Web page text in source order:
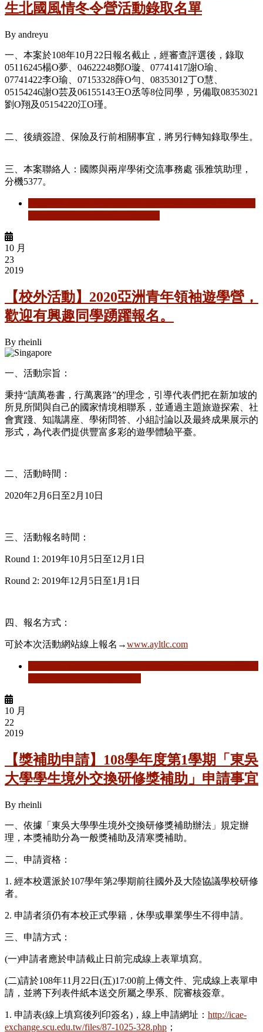
生北國風情冬令營活動錄取名單
By andreyu
一、本案於108年10月22日報名截止，經審查評選後，錄取
05116245楊O夢、04622248鄭O璇、07741417謝O瑜、
07741422李O瑜、07153328薛O勻、08353012丁O慧、
05154246謝O芸及06155143王O丞等8位同學，另備取08353021
劉O翔及05154220江O瑾。
二、後續簽證、保險及行前相關事宜，將另行轉知錄取學生。
三、本案聯絡人：國際與兩岸學術交流事務處 張雅筑助理，
分機5377。
10 月
23
2019
【校外活動】2020亞洲青年領袖遊學營，
歡迎有興趣同學踴躍報名。
By rheinli
一、活動宗旨：
秉持“讀萬卷書，行萬裏路”的理念，引導代表們把在新加坡的
所見所聞與自己的國家情境相聯系，並通過主題旅遊探索、社
會實踐、知識講座、學術問答、小組討論以及最終成果展示的
形式，為代表們提供豐富多彩的遊學體驗平臺。
二、活動時間：
2020年2月6日至2月10日
三、活動報名時間：
Round 1: 2019年10月5日至12月1日
Round 2: 2019年12月5日至1月1日
四、報名方式：
可於本次活動網站線上報名→www.ayltlc.com
10 月
22
2019
【獎補助申請】108學年度第1學期「東吳
大學學生境外交換研修獎補助」申請事宜
By rheinli
一、依據「東吳大學學生境外交換研修獎補助辦法」規定辦
理，本獎補助分為一般獎補助及清寒獎補助。
二、申請資格：
1. 經本校選派於107學年第2學期前往國外及大陸協議學校研修
者。
2. 申請者須仍有本校正式學籍，休學或畢業學生不得申請。
三、申請方式：
(一)申請者應於申請截止日前完成線上表單填寫。
(二)請於108年11月22日(五)17:00前上傳文件、完成線上表單申
請，並將下列表件紙本送交所屬之學系、院審核簽章。
1. 申請表(線上填寫後列印簽名)，線上申請網址： http://icae-
exchange.scu.edu.tw/files/87-1025-328.php ；